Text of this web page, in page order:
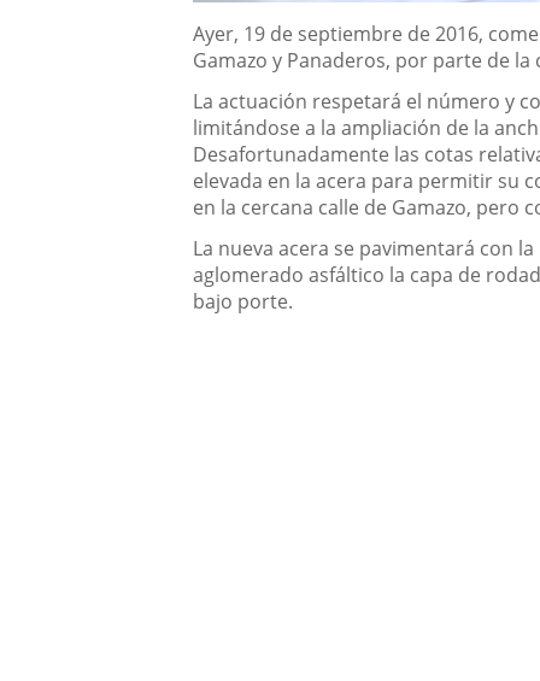
Descripción
Ayer, 19 de septiembre de 2016,
Gamazo y Panaderos, por parte de
La actuación respetará el número y
limitándose a la ampliación de la
Desafortunadamente las cotas
elevada en la acera para permitir su
en la cercana calle de Gamazo, pero
La nueva acera se pavimentará con
aglomerado asfáltico la capa de
bajo porte.